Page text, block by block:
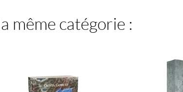
même catégorie :